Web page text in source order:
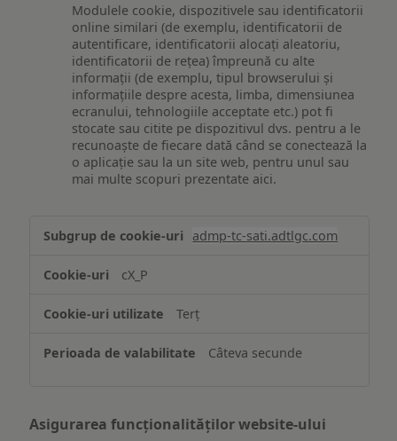
Modulele cookie, dispozitivele sau identificatorii
online similari (de exemplu, identificatorii de
autentificare, identificatorii alocați aleatoriu,
identificatorii de rețea) împreună cu alte
informații (de exemplu, tipul browserului și
informațiile despre acesta, limba, dimensiunea
ecranului, tehnologiile acceptate etc.) pot fi
stocate sau citite pe dispozitivul dvs. pentru a le
recunoaște de fiecare dată când se conectează la
o aplicație sau la un site web, pentru unul sau
mai multe scopuri prezentate aici.
și/sau
informațiilor
pe
dispozitiv
admp-tc-sati.adtlgc.com
cX_P
Terț
Câteva secunde
Asigurarea funcționalităților website-ului